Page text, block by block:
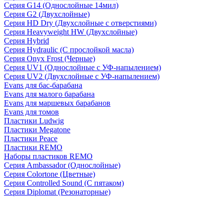
Серия G14 (Однослойные 14мил)
Серия G2 (Двухслойные)
Серия HD Dry (Двухслойные с отверстиями)
Серия Heavyweight HW (Двухслойные)
Серия Hybrid
Серия Hydraulic (С прослойкой масла)
Серия Onyx Frost (Черные)
Серия UV1 (Однослойные с УФ-напылением)
Серия UV2 (Двухслойные с УФ-напылением)
Evans для бас-барабана
Evans для малого барабана
Evans для маршевых барабанов
Evans для томов
Пластики Ludwig
Пластики Megatone
Пластики Peace
Пластики REMO
Наборы пластиков REMO
Серия Ambassador (Однослойные)
Серия Colortone (Цветные)
Серия Controlled Sound (С пятаком)
Серия Diplomat (Резонаторные)